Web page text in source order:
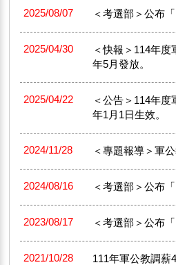
2025/08/07 ＜考選部＞公布
2025/04/30
＜快報＞114年
年5月發放。
2025/04/22
＜公告＞114年
年1月1日生效。
2024/11/28 ＜專題報導＞軍
2024/08/16 ＜考選部＞公布
2023/08/17 ＜考選部＞公布
2021/10/28 111年軍公教調薪